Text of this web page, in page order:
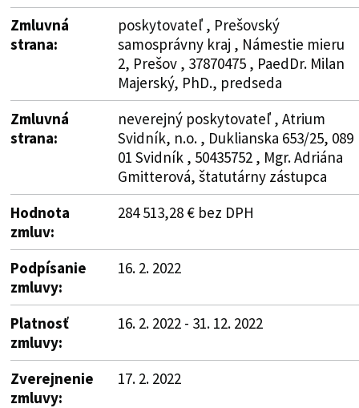
Zmluvná
strana:
poskytovateľ , Prešovský
samosprávny kraj , Námestie mieru
2, Prešov , 37870475 , PaedDr. Milan
Majerský, PhD., predseda
Zmluvná
strana:
neverejný poskytovateľ , Atrium
Svidník, n.o. , Duklianska 653/25, 089
01 Svidník , 50435752 , Mgr. Adriána
Gmitterová, štatutárny zástupca
Hodnota
zmluv:
284 513,28 € bez DPH
Podpísanie
zmluvy:
16. 2. 2022
Platnosť
zmluvy:
16. 2. 2022 - 31. 12. 2022
Zverejnenie
zmluvy:
17. 2. 2022